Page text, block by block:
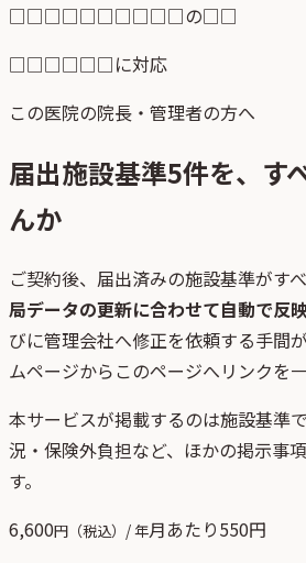
□□□□□□□□□□の□□
□□□□□□に対応
この医院の院長・管理者の方へ
届出施設基準5件を、す
んか
ご契約後、 届出済みの施設基準がす
局データの更新に合わせて自動で反
びに管理会社へ修正を依頼する手間
ムページからこのページへリンクを
本サービスが掲載するのは施設基準
況・保険外負担など、ほかの掲示事
す。
6,600円（税込）/ 年月あたり550円